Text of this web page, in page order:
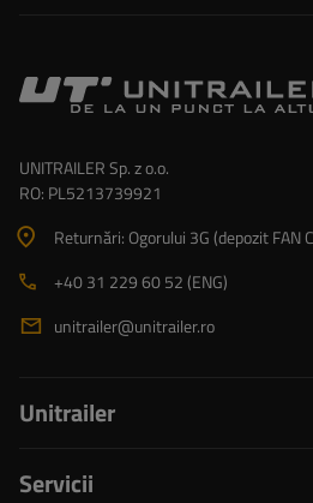
UNITRAILER Sp. z o.o.
RO: PL5213739921
Returnări: Ogorului 3G (depozit FAN
+40 31 229 60 52 (ENG)
unitrailer@unitrailer.ro
Unitrailer
Servicii